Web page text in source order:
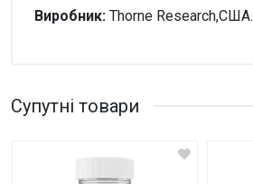
Виробник: Thorne Research,США.
Написати відгук
Супутні товари